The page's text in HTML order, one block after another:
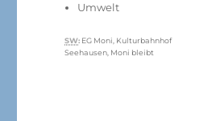
Umwelt
Schlagwörter
SW: EG Moni Kulturbahnhof
Seehausen Moni bleibt